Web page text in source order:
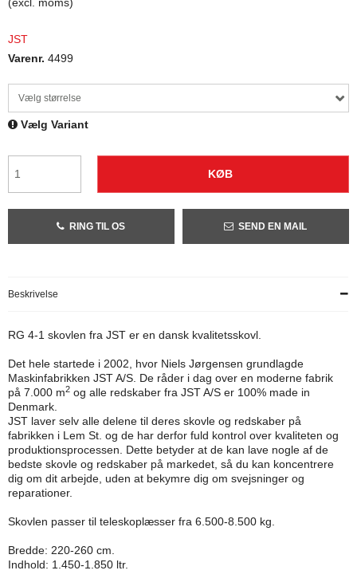
JST
Varenr. 4499
Vælg størrelse
Vælg Variant
KØB
RING TIL OS SEND EN MAIL
Beskrivelse
RG 4-1 skovlen fra JST er en dansk kvalitetsskovl.
Det hele startede i 2002, hvor Niels Jørgensen grundlagde
Maskinfabrikken JST A/S. De råder i dag over en moderne fabrik
på 7.000 m2 og alle redskaber fra JST A/S er 100% made in
Denmark.
JST laver selv alle delene til deres skovle og redskaber på
fabrikken i Lem St. og de har derfor fuld kontrol over kvaliteten og
produktionsprocessen. Dette betyder at de kan lave nogle af de
bedste skovle og redskaber på markedet, så du kan koncentrere
dig om dit arbejde, uden at bekymre dig om svejsninger og
reparationer.
Skovlen passer til teleskoplæsser fra 6.500-8.500 kg.
Bredde: 220-260 cm.
Indhold: 1.450-1.850 ltr.